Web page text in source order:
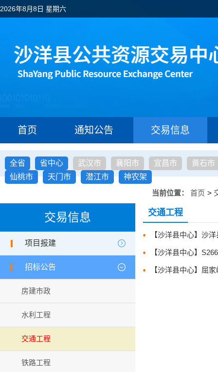
2026年8月8日 星期六
首页 通知公告 交易信息
全省 省中心 武汉市 襄阳市 宜昌市
黄石市
仙桃市
天门市 潜江市
神农架
当前位置： 首页 >
交易信息
项目报建
招标公告
房建市政
水利工程
交通工程
铁路工程
交通工程